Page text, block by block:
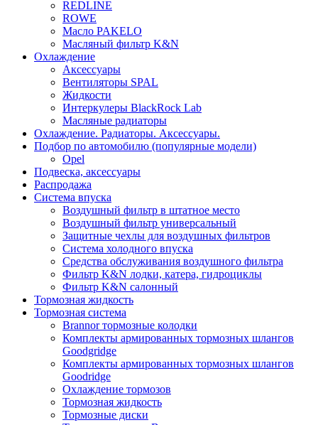
REDLINE
ROWE
Масло PAKELO
Масляный фильтр K&N
Охлаждение
Аксессуары
Вентиляторы SPAL
Жидкости
Интеркулеры BlackRock Lab
Масляные радиаторы
Охлаждение. Радиаторы. Аксессуары.
Подбор по автомобилю (популярные модели)
Opel
Подвеска, аксессуары
Распродажа
Система впуска
Воздушный фильтр в штатное место
Воздушный фильтр универсальный
Защитные чехлы для воздушных фильтров
Система холодного впуска
Средства обслуживания воздушного фильтра
Фильтр K&N лодки, катера, гидроциклы
Фильтр K&N салонный
Тормозная жидкость
Тормозная система
Brannor тормозные колодки
Комплекты армированных тормозных шлангов
Goodgridge
Комплекты армированных тормозных шлангов
Goodridge
Охлаждение тормозов
Тормозная жидкость
Тормозные диски